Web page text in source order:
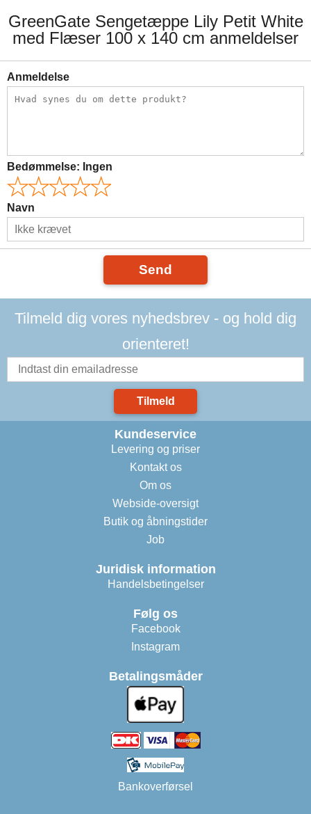
GreenGate Sengetæppe Lily Petit White
med Flæser 100 x 140 cm anmeldelser
Anmeldelse
Bedømmelse: Ingen
Navn
Send
Tilmeld dig vores nyhedsbrev - og hold dig
orienteret!
Tilmeld
Kundeservice
Levering og priser
Kontakt os
Om os
Webside-oversigt
Butik og åbningstider
Job
Juridisk information
Handelsbetingelser
Følg os
Facebook
Instagram
Betalingsmåder
Bankoverførsel